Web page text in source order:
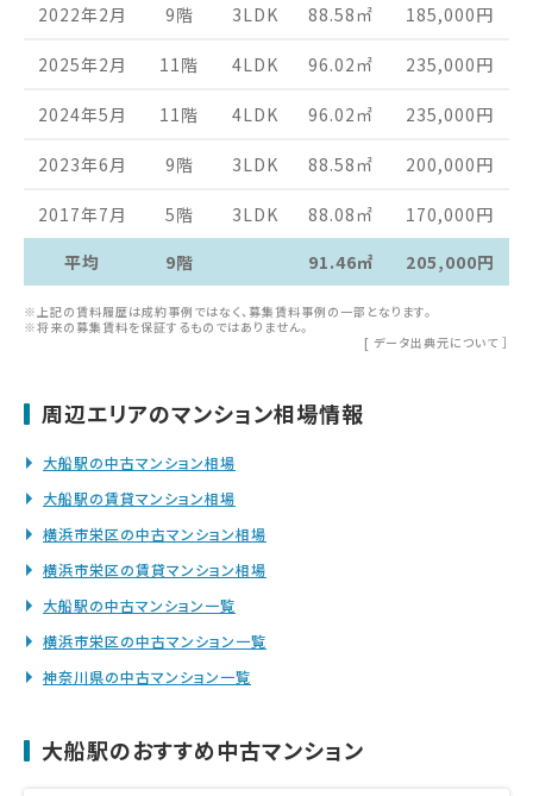
2022年2月 9階 3LDK 88.58 ㎡ 185,000円
2025年2月 11階 4LDK 96.02 ㎡ 235,000円
2024年5月 11階 4LDK 96.02 ㎡ 235,000円
2023年6月 9階 3LDK 88.58 ㎡ 200,000円
2017年7月 5階 3LDK 88.08 ㎡ 170,000円
平均
9階 91.46㎡ 205,000円
※上記の賃料履歴は成約事例ではなく、募集賃料事例の一部となります。
※将来の募集賃料を保証するものではありません。
[ データ出典元について ］
周辺エリアのマンション相場情報
大船駅の中古マンション相場
大船駅の賃貸マンション相場
横浜市栄区の中古マンション相場
横浜市栄区の賃貸マンション相場
大船駅の中古マンション一覧
横浜市栄区の中古マンション一覧
神奈川県の中古マンション一覧
大船駅のおすすめ中古マンション